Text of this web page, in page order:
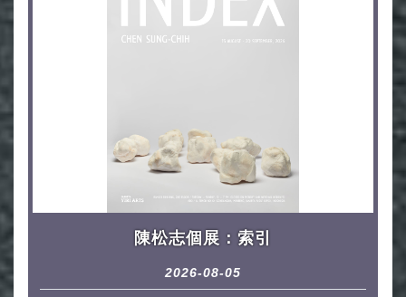
陳松志個展：索引
2026-08-05